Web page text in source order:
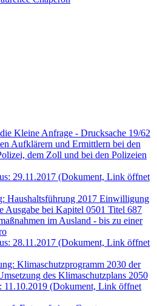
Kleine Anfrage - Drucksache 19/62
Aufklärern und Ermittlern bei den
dem Zoll und bei den Polizeien
29.11.2017 (Dokument, Link öffnet
Haushaltsführung 2017 Einwilligung
Ausgabe bei Kapitel 0501 Titel 687
im Ausland - bis zu einer
28.11.2017 (Dokument, Link öffnet
Klimaschutzprogramm 2030 der
des Klimaschutzplans 2050
(Dokument, Link öffnet